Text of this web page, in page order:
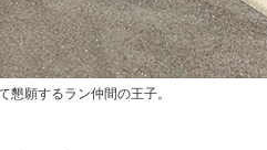
願するラン仲間の王子。